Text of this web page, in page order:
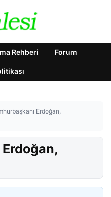
Rehberi Forum
Erdoğan,